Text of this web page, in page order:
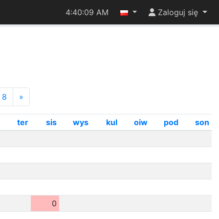
4:40:10 AM Zaloguj się
8 »
ter sis wys kul oiw pod son
0